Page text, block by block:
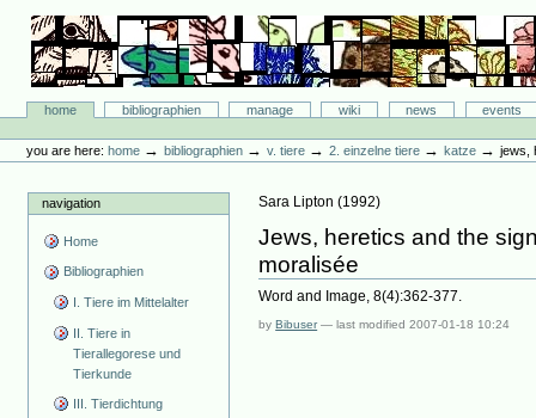
content.
navigation
Bibliographie-Portal
Sectionshome bibliographien manage wiki news
events
tools
you are here: home →bibliographien →v. tiere →2. einzelne tiere →katze →jews,
navigation
Home
Bibliographien
I. Tiere im Mittelalter
II. Tiere in
Tierallegorese und
Tierkunde
III. Tierdichtung
Sara Lipton (1992)
Jews, heretics and the
moralisée
Word and Image, 8(4):362-377.
byBibuser —last modified2007-01-18 10:24